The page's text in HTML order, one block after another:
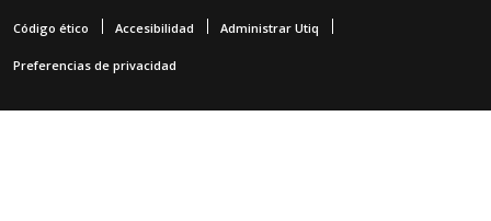
Código ético Accesibilidad Administrar Utiq
Preferencias de privacidad